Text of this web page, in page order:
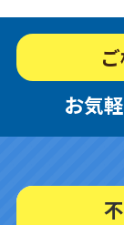
お気